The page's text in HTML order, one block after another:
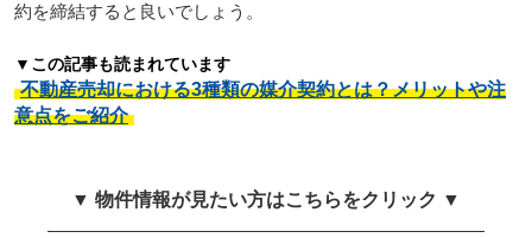
約を締結すると良いでしょう。
▼この記事も読まれています
不動産売却における3種類の媒介契約とは？メリットや注
意点をご紹介
▼ 物件情報が見たい方はこちらをクリック ▼